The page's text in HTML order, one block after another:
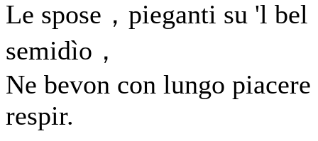
Le spose，pieganti su 'l bel
semidìo，
Ne bevon con lungo
respir.